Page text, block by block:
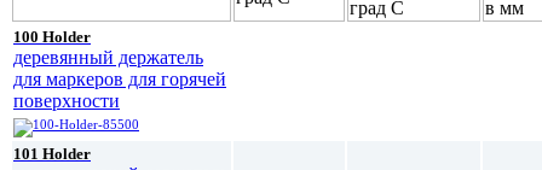
100 Holder
деревянный держатель
для маркеров для горячей
поверхности
101 Holder